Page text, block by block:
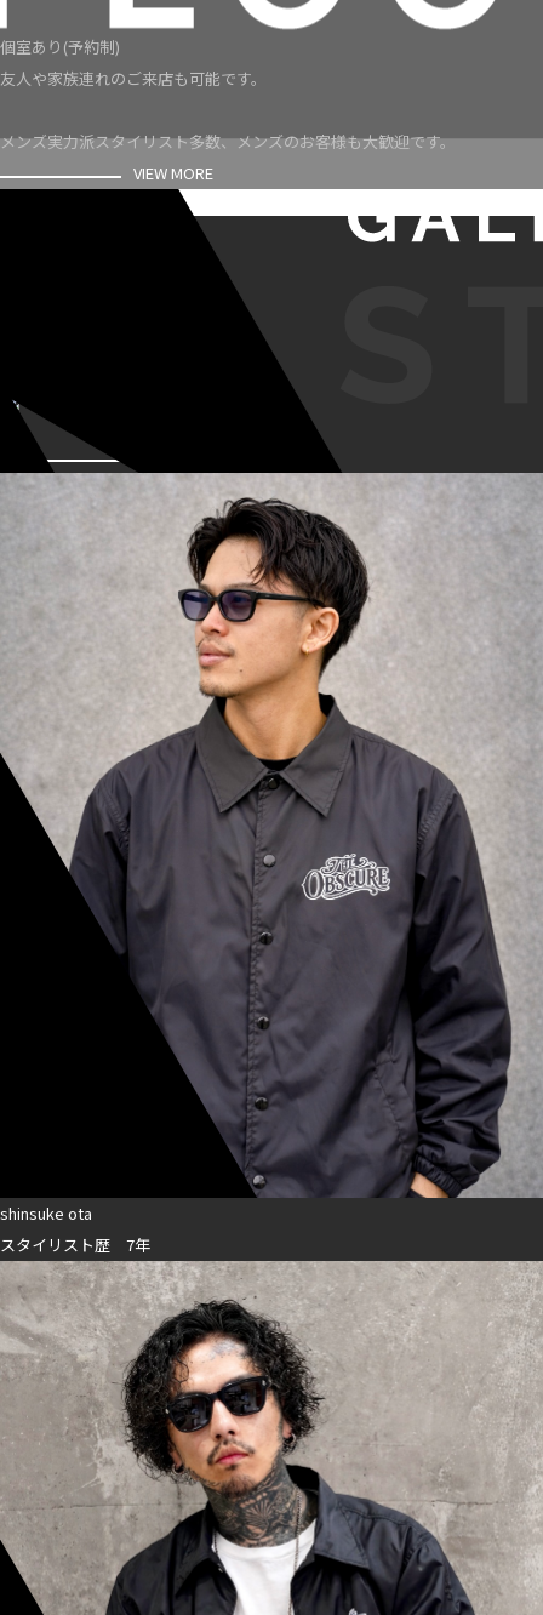
個室あり(予約制)
友人や家族連れのご来店も可能です。
メンズ実力派スタイリスト多数、メンズのお客様も大歓迎です。
VIEW MORE
shinsuke ota
スタイリスト歴 7年